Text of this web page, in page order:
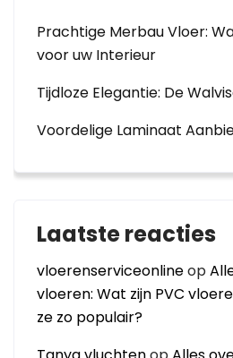
Prachtige Merbau Vloer:
voor uw Interieur
Tijdloze Elegantie: De
Voordelige Laminaat
Laatste reacties
vloerenserviceonlineop
vloeren: Wat zijn PVC
ze zo populair?